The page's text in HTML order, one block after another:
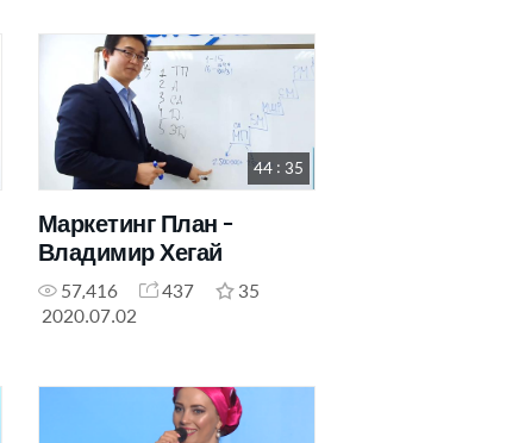
44 : 35
Маркетинг План -
Владимир Хегай
57,416 437
35
2020.07.02